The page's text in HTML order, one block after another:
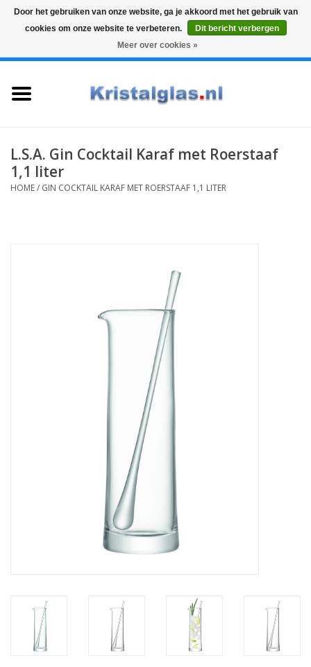
Graveren
Karaffen
Glas graveren
L.S.A. Gin Cocktail Karaf met Roerstaaf
1,1 liter
HOME/ GIN COCKTAIL KARAF MET ROERSTAAF 1,1 LITER
Door het gebruiken van onze website, ga je akkoord met het gebruik van
cookies om onze website te verbeteren.
Dit bericht verbergen
Meer over cookies »